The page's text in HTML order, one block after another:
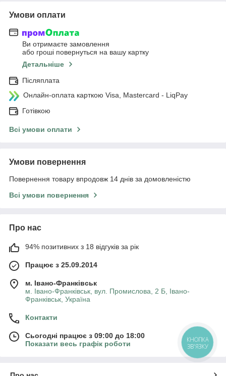
Умови оплати
Ви отримаєте замовлення
або гроші повернуться на вашу картку
Детальніше
Післяплата
Онлайн-оплата карткою Visa, Mastercard - LiqPay
Готівкою
Всі умови оплати
Умови повернення
Повернення товару впродовж 14 днів за домовленістю
Всі умови повернення
Про нас
94% позитивних з 18 відгуків за рік
Працює з 25.09.2014
м. Івано-Франківськ
м. Івано-Франківськ, вул. Промислова, 2 Б, Івано-
Франківськ, Україна
Контакти
Сьогодні працює з 09:00 до 18:00
Показати весь графік роботи
КНОПКА
ЗВ'ЯЗКУ